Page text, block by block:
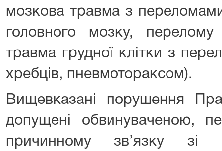
мозкова травма з
головного мозку,
травма грудної клітки з
хребців, пневмотораксом).
Вищевказані порушення
допущені обвинуваченою,
причинному зв’язку зі